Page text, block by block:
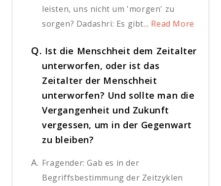
leisten, uns nicht um 'morgen' zu
sorgen? Dadashri: Es gibt... Read More
Q. Ist die Menschheit dem Zeitalter
unterworfen, oder ist das
Zeitalter der Menschheit
unterworfen? Und sollte man die
Vergangenheit und Zukunft
vergessen, um in der Gegenwart
zu bleiben?
A. Fragender: Gab es in der
Begriffsbestimmung der Zeitzyklen